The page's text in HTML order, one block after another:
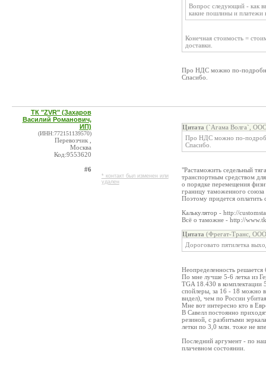
Вопрос следующий - как
какие пошлины и платежи
Конечная стоимость =
доставки.
Про НДС можно по-
Спасибо.
ТК "ZVR" (Захаров
Василий Романович,
ИП)
(ИНН:772151139570)
Перевозчик ,
Москва
Код:9553620
#6
* контакт был изменен или
удален
Цитата (`Агама Волга`,
Про НДС можно по-
Спасибо.
"Растаможить седельный
транспортным средством
о порядке перемещения
границу таможенного
Поэтому придется
Калькулятор - http://
Всё о таможне - http://
Цитата (Фрегат-Транс,
Дороговато пятилетка
Неопределенность
По мне лучше 5-6 летка из
TGA 18.430 в комплектации
спойлеры, за 16 - 18 можно
видел), чем по России
Мне вот интересно кто в
В Савелл постоянно
резиной, с разбитыми
летки по 3,0 млн. тоже не
Последний аргумент - по
плачевном состоянии.